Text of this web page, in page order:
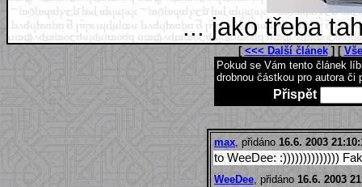
... jako třeba
[ <<< Další článek] [
Pokud se Vám tento článek
drobnou částkou pro autora či
Přispět
max , přidáno 16.6. 2003
to WeeDee: :))))))))))))))
WeeDee , přidáno 16.6. 2003